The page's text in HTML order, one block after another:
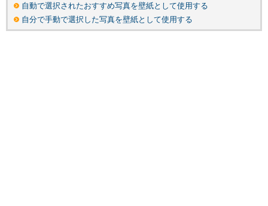
自動で選択されたおすすめ写真を壁紙として使用する
自分で手動で選択した写真を壁紙として使用する